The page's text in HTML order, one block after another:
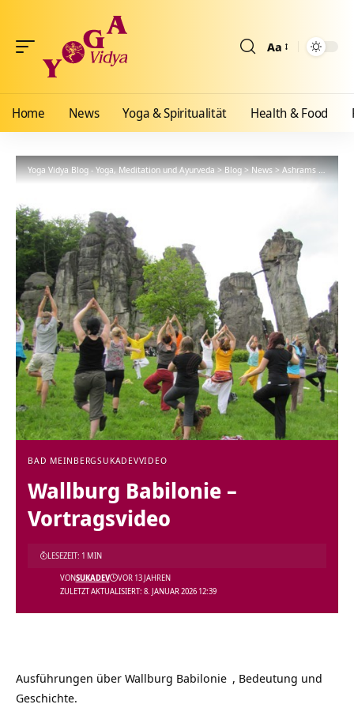
Aa
Home News Yoga & Spiritualität Health & Food
Yoga Vidya Blog - Yoga, Meditation und Ayurveda>Blog>News>Ashrams> Bad
BAD MEINBERGSUKADEVVIDEO
Wallburg Babilonie‏‎ –
Vortragsvideo
ZULETZT AKTUALISIERT: 8. JANUAR 2026 12:39
VONSUKADEV VOR 13 JAHREN
LESEZEIT: 1 MIN
Ausführungen über
, Bedeutung und
Geschichte.